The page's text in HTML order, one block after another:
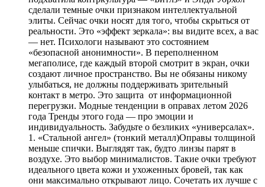
сделали темные очки признаком интеллектуальной
элиты. Сейчас очки носят для того, чтобы скрыться от
реальности. Это «эффект зеркала»: вы видите всех, а вас
— нет. Психологи называют это состоянием
«безопасной анонимности». В переполненном
мегаполисе, где каждый второй смотрит в экран, очки
создают личное пространство. Вы не обязаны никому
улыбаться, не должны поддерживать зрительный
контакт в метро. Это защита от информационной
перегрузки. Модные тенденции в оправах летом 2026
года Тренды этого года — про эмоции и
индивидуальность. Забудьте о безликих «универсалах».
1. «Стальной ангел» (тонкий металл)Оправы толщиной
меньше спички. Выглядят так, будто линзы парят в
воздухе. Это выбор минималистов. Такие очки требуют
идеального цвета кожи и ухоженных бровей, так как
они максимально открывают лицо. Сочетать их лучше с